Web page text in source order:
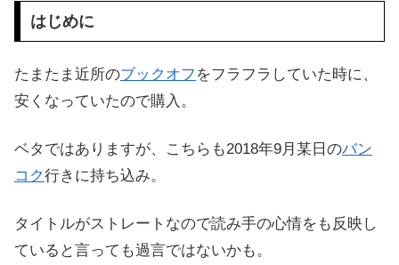
はじめに
たまたま近所のブックオフ をフラフラしていた時に、
安くなっていたので購入。
ベタではありますが、こちらも2018年9月某日のバン
コク行きに持ち込み。
タイトルがストレートなので読み手の心情をも反映し
ていると言っても過言ではないかも。